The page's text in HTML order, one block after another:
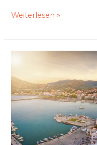
Weiterlesen »
Mittelmeer
als
Reiseziel
so
beliebt